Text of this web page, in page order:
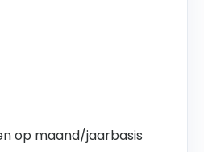
op maand/jaarbasis